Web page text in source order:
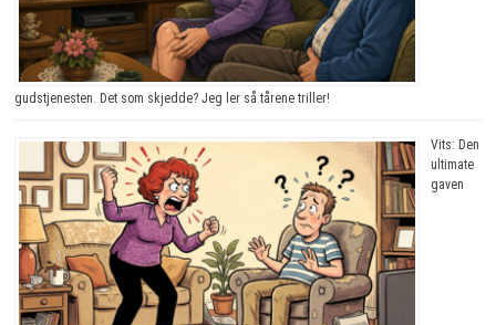
gudstjenesten. Det som skjedde? Jeg ler så tårene triller!
Vits: Den
ultimate
gaven